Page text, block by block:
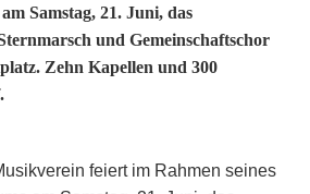
Samstag, 21. Juni, das
und Gemeinschaftschor
Zehn Kapellen und 300